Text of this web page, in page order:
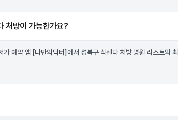
처방이 가능한가요?
가 예약 앱 [나만의닥터] 에서 성북구 삭센다 처방 병원 리스트와